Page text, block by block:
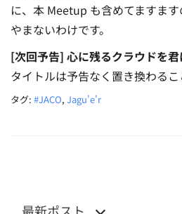
に、本 Meetup も含めてますま
やまないわけです。
[次回予告] 心に残るクラウドを君
タイトルは予告なく置き換わるこ
タグ: #JACO, Jagu'e'r